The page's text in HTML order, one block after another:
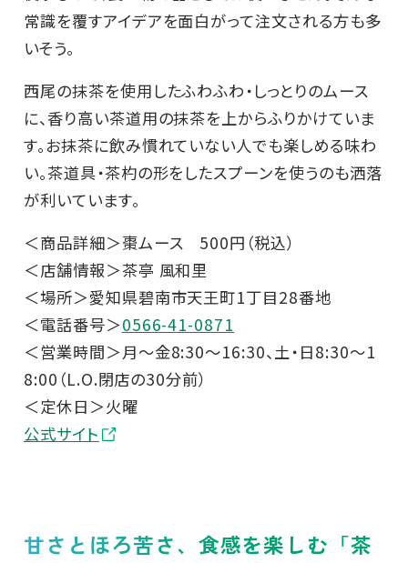
常識を覆すアイデアを面白がって注文される方も多
いそう。
西尾の抹茶を使用したふわふわ・しっとりのムース
に、香り高い茶道用の抹茶を上からふりかけていま
す。お抹茶に飲み慣れていない人でも楽しめる味わ
い。茶道具・茶杓の形をしたスプーンを使うのも洒落
が利いています。
＜商品詳細＞棗ムース 500円（税込）
＜店舗情報＞茶亭 風和里
＜場所＞愛知県碧南市天王町1丁目28番地
＜電話番号＞0566-41-0871
＜営業時間＞月～金8:30～16:30、土・日8:30～1
8:00（L.O.閉店の30分前）
＜定休日＞火曜
公式サイト
甘さとほろ苦さ、食感を楽しむ「茶